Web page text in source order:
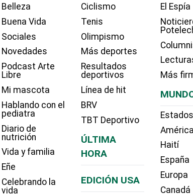
Belleza
Buena Vida
Sociales
Novedades
Podcast Arte
Libre
Mi mascota
Hablando con el
pediatra
Diario de
nutrición
Vida y familia
Eñe
Celebrando la
vida
Ciclismo
Tenis
Olimpismo
Más deportes
Resultados
deportivos
Línea de hit
BRV
TBT Deportivo
ÚLTIMA
HORA
EDICIÓN USA
El Espía
Más
Haití
España
Europa
Canadá